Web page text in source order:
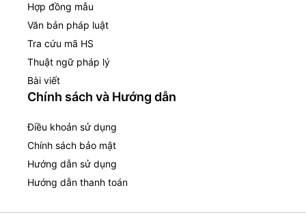
Hợp đồng mẫu
Văn bản pháp luật
Tra cứu mã HS
Thuật ngữ pháp lý
Bài viết
Chính sách và Hướng dẫn
Điều khoản sử dụng
Chính sách bảo mật
Hướng dẫn sử dụng
Hướng dẫn thanh toán